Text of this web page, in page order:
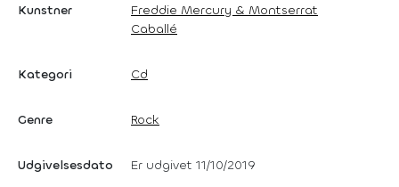
Kunstner
Freddie Mercury & Montserrat
Caballé
Kategori Cd
Genre Rock
Udgivelsesdato Er udgivet 11/10/2019